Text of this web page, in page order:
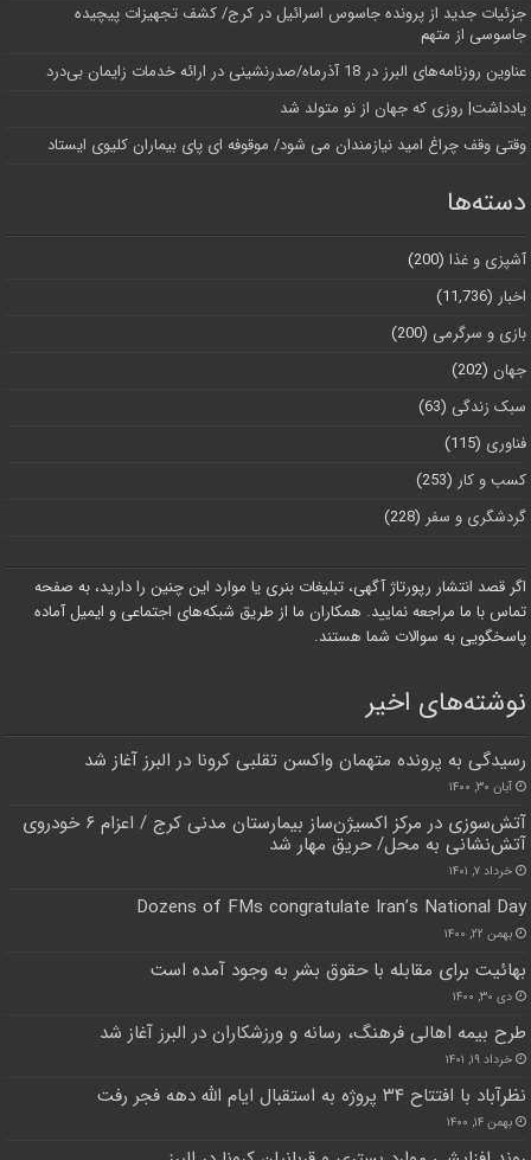
جزئیات جدید از پرونده جاسوس اسرائیل در کرج/‌ کشف تجهیزات پیچیده
جاسوسی از متهم
عناوین روزنامه‌های البرز در ‌18 آذرماه/صدرنشینی در ارائه خدمات زایمان بی‌درد
یادداشت| روزی که جهان از نو متولد شد
وقتی وقف چراغ امید نیازمندان می شود/ موقوفه ای پای بیماران کلیوی ایستاد
دسته‌ها
آشپزی و غذا (200)
اخبار (11,736)
بازی و سرگرمی (200)
جهان (202)
سبک زندگی (63)
فناوری (115)
کسب و کار (253)
گردشگری و سفر (228)
اگر قصد انتشار رپورتاژ آگهی، تبلیغات بنری یا موارد این چنین را دارید، به صفحه
تماس با ما مراجعه نمایید. همکاران ما از طریق شبکه‌های اجتماعی و ایمیل آماده
پاسخگویی به سوالات شما هستند.
نوشته‌های اخیر
رسیدگی به پرونده متهمان واکسن تقلبی کرونا در البرز آغاز شد
آبان ۳۰, ۱۴۰۰
آتش‌سوزی در مرکز ‌اکسیژن‌ساز بیمارستان مدنی کرج / اعزام ۶ خودروی
آتش‌نشانی به محل/ حریق ‌مهار شد
خرداد ۷, ۱۴۰۱
Dozens of FMs congratulate Iran’s National Day
بهمن ۲۲, ۱۴۰۰
بهائیت برای مقابله با حقوق بشر به وجود آمده است
دی ۳۰, ۱۴۰۰
طرح بیمه اهالی فرهنگ، رسانه و ورزشکاران‌ در البرز آغاز شد
خرداد ۱۹, ۱۴۰۱
نظرآباد با افتتاح ۳۴ پروژه به استقبال ایام الله دهه فجر رفت
بهمن ۱۴, ۱۴۰۰